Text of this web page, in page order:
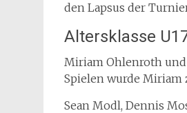
den Lapsus der
Altersklasse
Miriam Ohlenroth und
Spielen wurde Miriam
Sean Modl, Dennis